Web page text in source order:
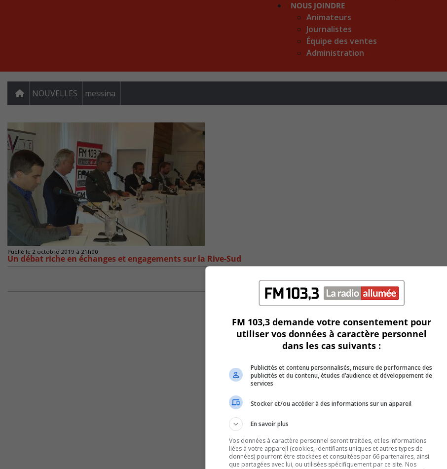
NOUS JOINDRE
Animateurs
Journalistes
Équipe des ventes
Administration
NOUVELLES messina
Publié le 2 octobre 2019 à 21h00
Un débat riche en échanges et engagements sur la Rive-Sud
FM 103,3 demande votre consentement pour
utiliser vos données à caractère personnel
dans les cas suivants :
Publicités et contenu personnalisés, mesure de performance des
publicités et du contenu, études d’audience et développement de
services
Stocker et/ou accéder à des informations sur un appareil
En savoir plus
Vos données à caractère personnel seront traitées, et les informations
liées à votre appareil (cookies, identifiants uniques et autres types de
données) pourront être stockées et consultées par 66 partenaires, ainsi
que partagées avec lui, ou utilisées spécifiquement par ce site. Nos